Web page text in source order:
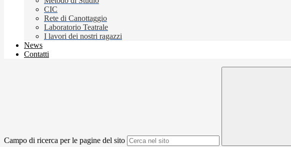
CIC
Rete di Canottaggio
Laboratorio Teatrale
I lavori dei nostri ragazzi
News
Contatti
Campo di ricerca per le pagine del sito